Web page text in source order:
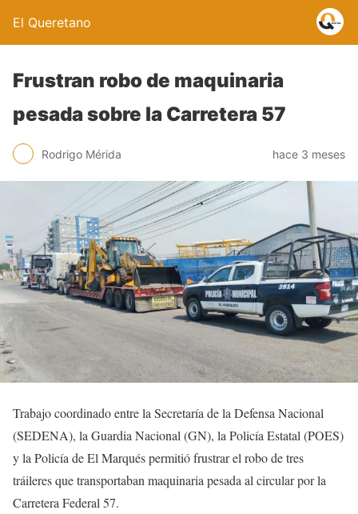
El Queretano
Frustran robo de maquinaria
pesada sobre la Carretera 57
Rodrigo Mérida hace 3 meses
Trabajo coordinado entre la Secretaría de la Defensa Nacional
(SEDENA), la Guardia Nacional (GN), la Policía Estatal (POES)
y la Policía de El Marqués permitió frustrar el robo de tres
tráileres que transportaban maquinaria pesada al circular por la
Carretera Federal 57.